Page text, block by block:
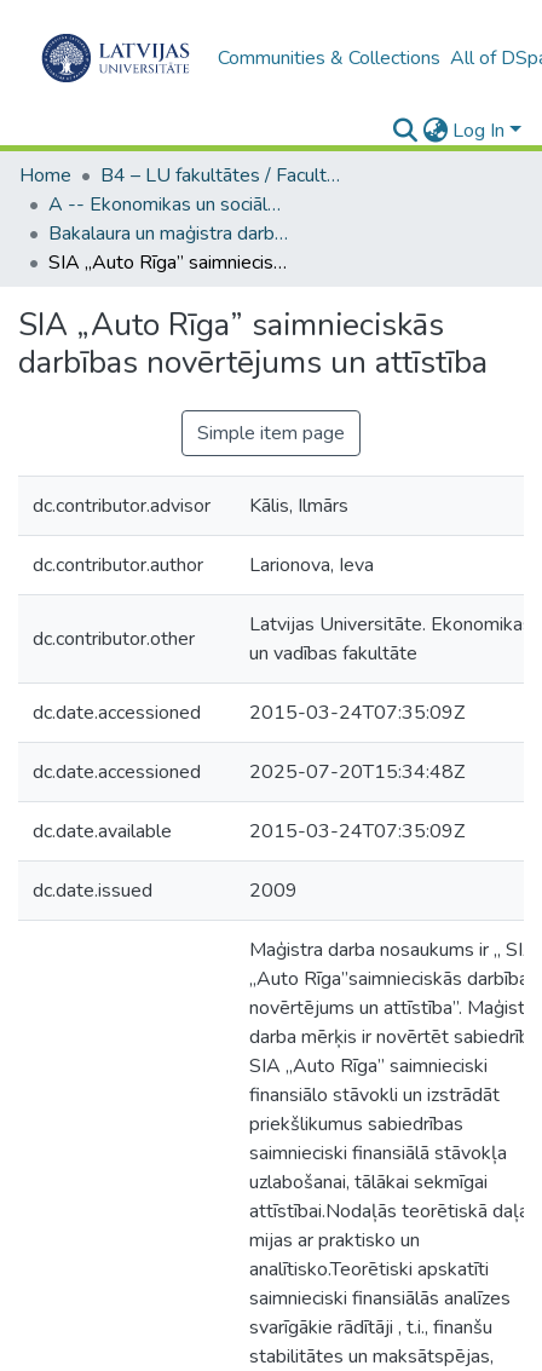
Communities & Collections All of
Log In
Home
B4 – LU fakultātes / Faculties of the UL
A -- Ekonomikas un sociālo zinātņu fakultāte / Faculty of Economics and Social Sciences
Bakalaura un maģistra darbi (ESZF) / Bachelor's and Master's theses
SIA „Auto Rīga” saimnieciskās darbības novērtējums un attīstība
SIA „Auto Rīga” saimnieciskās
darbības novērtējums un attīstība
Simple item page
dc.contributor.advisor Kālis, Ilmārs
dc.contributor.author Larionova, Ieva
dc.contributor.other
Latvijas Universitāte. Ekonomikas
un vadības fakultāte
dc.date.accessioned 2015-03-24T07:35:09Z
dc.date.accessioned 2025-07-20T15:34:48Z
dc.date.available 2015-03-24T07:35:09Z
dc.date.issued 2009
Maģistra darba nosaukums ir „ SIA
„Auto Rīga”saimnieciskās darbības
novērtējums un attīstība”. Maģistra
darba mērķis ir novērtēt
SIA „Auto Rīga” saimnieciski
finansiālo stāvokli un izstrādāt
priekšlikumus sabiedrības
saimnieciski finansiālā stāvokļa
uzlabošanai, tālākai sekmīgai
attīstībai.Nodaļās teorētiskā daļa
mijas ar praktisko un
analītisko.Teorētiski apskatīti
saimnieciski finansiālās analīzes
svarīgākie rādītāji , t.i., finanšu
stabilitātes un maksātspējas,